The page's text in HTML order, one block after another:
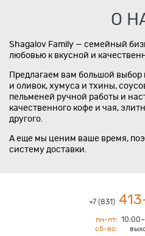
О
Shagalov Family — семейный
любовью к вкусной и
Предлагаем вам большой
и оливок, хумуса и тхины,
пельменей ручной работы и
качественного кофе и чая,
другого.
А еще мы ценим ваше время,
систему доставки.
+7 (831)
пн-пт:
сб-вс: